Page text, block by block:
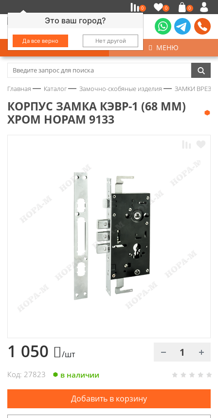
Это ваш город?
Да все верно Нет другой
0 0 0
КАТАЛОГ МЕНЮ
Замочно-скобяные изделия
Колеса
Электроды и проволока
Главная Каталог Замочно-скобяные изделия ЗАМКИ
КОРПУС ЗАМКА КЭВР-1 (68 ММ)
ХРОМ НОРАМ 9133
1 050 /шт
Код: 27823 в наличии
Добавить в корзину